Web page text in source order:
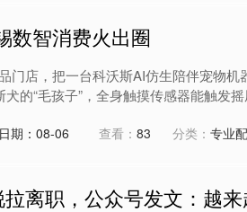
数智消费火出圈
门店，把一台科沃斯AI仿生陪伴宠物机
的“毛孩子”，全身触摸传感器能触发
日期：08-06 查看： 83 分类： 专业
离职，公众号发文：越